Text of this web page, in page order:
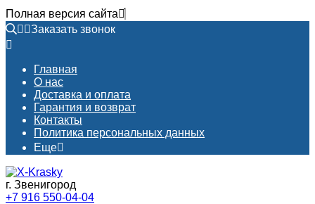
Полная версия сайта
Заказать звонок
Главная
О нас
Доставка и оплата
Гарантия и возврат
Контакты​
Политика персональных данных
Еще
г. Звенигород
+7 916 550-04-04